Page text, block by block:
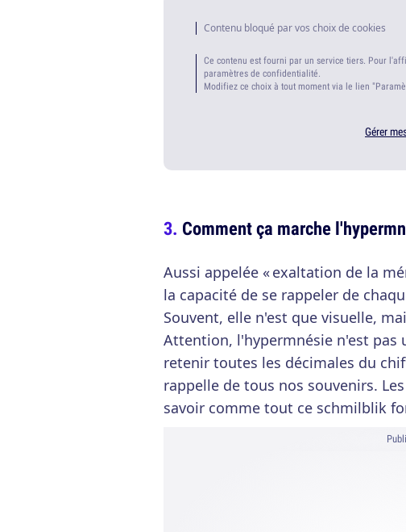
Contenu bloqué par vos choix de cookies
Ce contenu est fourni par un service tiers. Pour
paramètres de confidentialité.
Modifiez ce choix à tout moment via le lien
Gérer
Comment ça marche
Aussi appelée « exaltation de la
la capacité de se rappeler de
Souvent, elle n'est que visuelle,
Attention, l'hypermnésie n'est pas
retenir toutes les décimales du
rappelle de tous nos souvenirs.
savoir comme tout ce schmilblik